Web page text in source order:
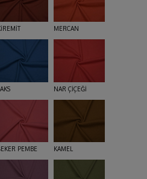
MERCAN
NAR ÇİÇEĞİ
PEMBE KAMEL